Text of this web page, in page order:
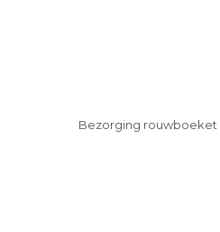
Bezorging rouwboeket